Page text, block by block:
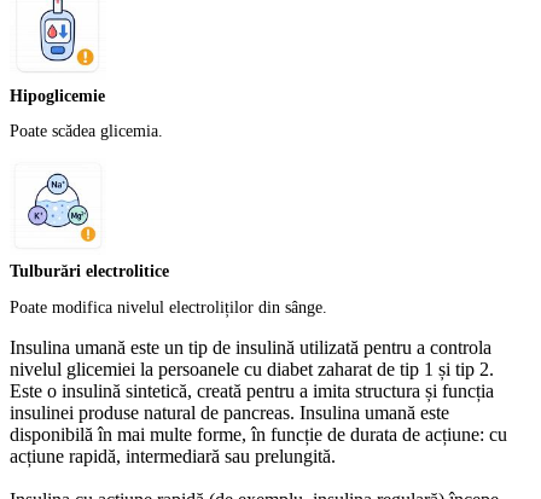
Hipoglicemie
Poate scădea glicemia.
Tulburări electrolitice
Poate modifica nivelul electroliților din sânge.
Insulina umană este un tip de insulină utilizată pentru a controla
nivelul glicemiei la persoanele cu diabet zaharat de tip 1 și tip 2.
Este o insulină sintetică, creată pentru a imita structura și funcția
insulinei produse natural de pancreas. Insulina umană este
disponibilă în mai multe forme, în funcție de durata de acțiune: cu
acțiune rapidă, intermediară sau prelungită.